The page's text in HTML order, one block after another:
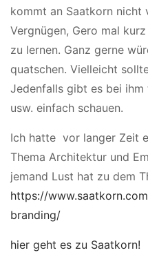
kommt an Saatkorn nicht
Vergnügen, Gero mal
zu lernen. Ganz gerne
quatschen. Vielleicht
Jedenfalls gibt es bei ihm
usw. einfach schauen.
Ich hatte vor langer Zeit
Thema Architektur und
jemand Lust hat zu dem
https://
branding/
hier geht es zu Saatkorn!